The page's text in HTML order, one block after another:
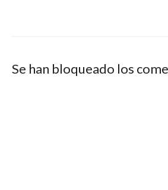
Se han bloqueado los